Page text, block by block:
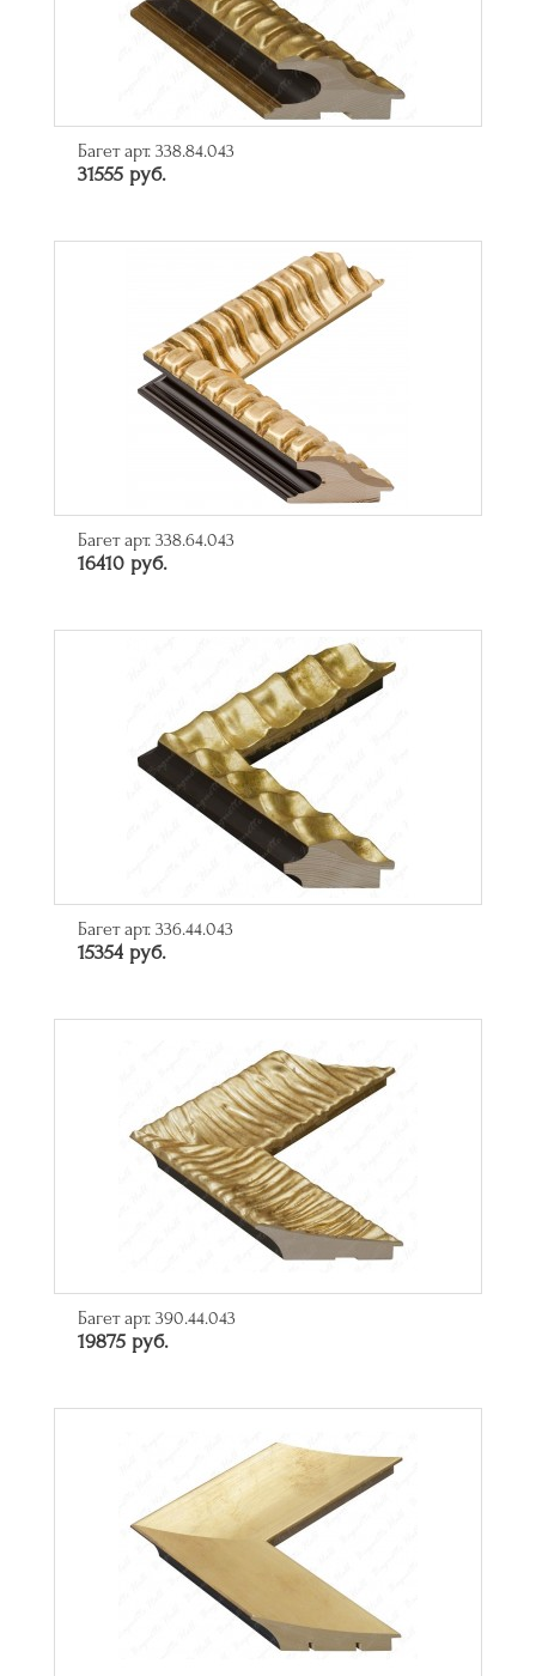
Багет арт. 338.84.043
31555 руб.
Багет арт. 338.64.043
16410 руб.
Багет арт. 336.44.043
15354 руб.
Багет арт. 390.44.043
19875 руб.